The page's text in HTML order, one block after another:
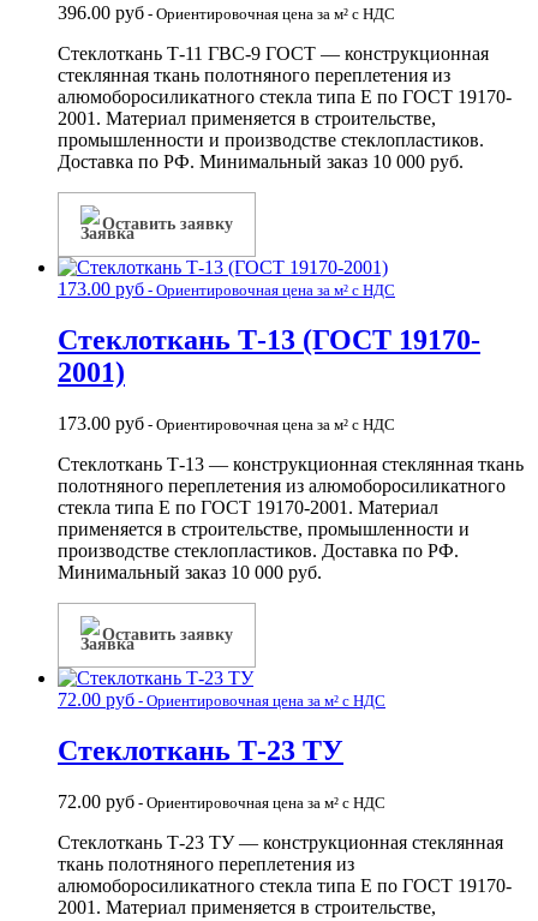
396.00 руб - Ориентировочная цена за м² с НДС
Стеклоткань Т-11 ГВС-9 ГОСТ — конструкционная
стеклянная ткань полотняного переплетения из
алюмоборосиликатного стекла типа Е по ГОСТ 19170-
2001. Материал применяется в строительстве,
промышленности и производстве стеклопластиков.
Доставка по РФ. Минимальный заказ 10 000 руб.
Оставить заявку
173.00 руб - Ориентировочная цена за м² с НДС
Стеклоткань Т-13 (ГОСТ 19170-
2001)
173.00 руб - Ориентировочная цена за м² с НДС
Стеклоткань Т-13 — конструкционная стеклянная ткань
полотняного переплетения из алюмоборосиликатного
стекла типа Е по ГОСТ 19170-2001. Материал
применяется в строительстве, промышленности и
производстве стеклопластиков. Доставка по РФ.
Минимальный заказ 10 000 руб.
Оставить заявку
72.00 руб - Ориентировочная цена за м² с НДС
Стеклоткань Т-23 ТУ
72.00 руб - Ориентировочная цена за м² с НДС
Стеклоткань Т-23 ТУ — конструкционная стеклянная
ткань полотняного переплетения из
алюмоборосиликатного стекла типа Е по ГОСТ 19170-
2001. Материал применяется в строительстве,